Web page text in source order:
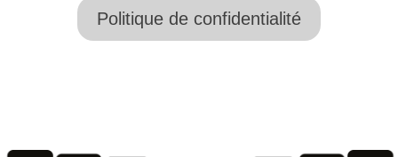
Politique de confidentialité